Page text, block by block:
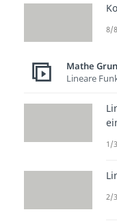
8/
Mathe
Lineare
1/
2/